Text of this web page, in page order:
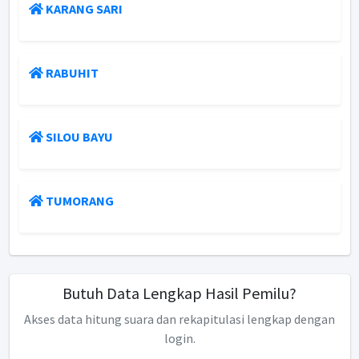
KARANG SARI
RABUHIT
SILOU BAYU
TUMORANG
Butuh Data Lengkap Hasil Pemilu?
Akses data hitung suara dan rekapitulasi lengkap dengan
login.